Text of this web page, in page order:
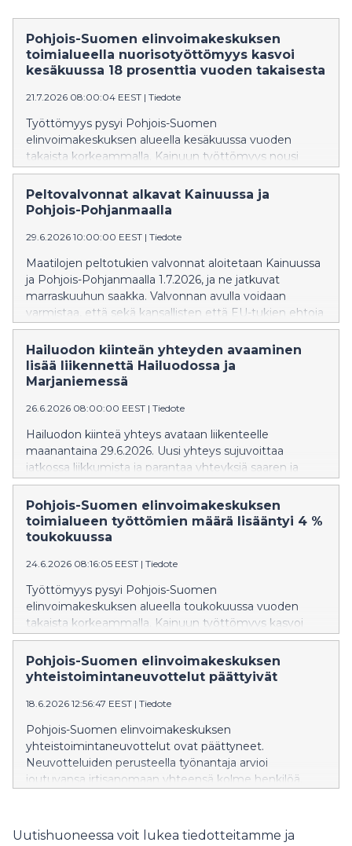
Pohjois-Suomen elinvoimakeskuksen
toimialueella nuorisotyöttömyys kasvoi
kesäkuussa 18 prosenttia vuoden takaisesta
21.7.2026 08:00:04 EEST | Tiedote
Työttömyys pysyi Pohjois-Suomen
elinvoimakeskuksen alueella kesäkuussa vuoden
takaista korkeammalla. Kainuun työttömyys nousi
viime vuodesta 10 % ja Pohjois-Pohjanmaan 5 %. Sekä
pitkäaikaistyöttömyys että nuorisotyöttömyys ovat
viime vuotta korkeammalla. Työvoiman kysyntä on
Peltovalvonnat alkavat Kainuussa ja
Pohjois-Pohjanmaalla
29.6.2026 10:00:00 EEST | Tiedote
Maatilojen peltotukien valvonnat aloitetaan Kainuussa
ja Pohjois-Pohjanmaalla 1.7.2026, ja ne jatkuvat
marraskuuhun saakka. Valvonnan avulla voidaan
varmistaa, että sekä kansallisten että EU-tukien ehtoja
noudatetaan. Valvontojen tavoitteena on myös
viljelijöiden oikeusturva ja tasapuolinen kohtelu
hallinnossa.
Hailuodon kiinteän yhteyden avaaminen
lisää liikennettä Hailuodossa ja
Marjaniemessä
26.6.2026 08:00:00 EEST | Tiedote
Hailuodon kiinteä yhteys avataan liikenteelle
maanantaina 29.6.2026. Uusi yhteys sujuvoittaa
jatkossa liikkumista ja parantaa yhteyksiä saaren ja
mantereen välillä. Avajaispäivänä ja sitä seuraavina
viikkoina alueella liikkuu kuitenkin tavallista enemmän
ajoneuvoja. Paikalle saapuvien kannattaa varautua
ruuhkiin ja mahdollisiin viivästyksiin. Turvallisuuden
ja rauhallista ajotapaa.
Pohjois-Suomen elinvoimakeskuksen
toimialueen työttömien määrä lisääntyi 4 %
toukokuussa
24.6.2026 08:16:05 EEST | Tiedote
Työttömyys pysyi Pohjois-Suomen
elinvoimakeskuksen alueella toukokuussa vuoden
takaista korkeammalla. Kainuun työttömyys kasvoi
viime vuodesta 5 % ja Pohjois-Pohjanmaan 4 %. Sekä
pitkäaikaistyöttömyys että nuorisotyöttömyys ovat
merkittävästi viime vuotta korkeammalla. Työvoiman
Pohjois-Suomen elinvoimakeskuksen
yhteistoimintaneuvottelut päättyivät
18.6.2026 12:56:47 EEST | Tiedote
Pohjois-Suomen elinvoimakeskuksen
yhteistoimintaneuvottelut ovat päättyneet.
Neuvotteluiden perusteella työnantaja arvioi
joutuvansa irtisanomaan yhteensä kolme henkilöä.
Uutishuoneessa voit lukea tiedotteitamme ja